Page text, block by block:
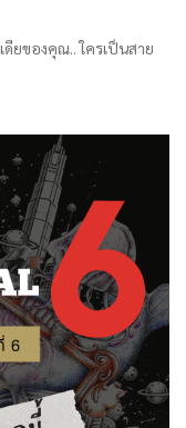
ยของคุณ.. ใครเป็นสาย